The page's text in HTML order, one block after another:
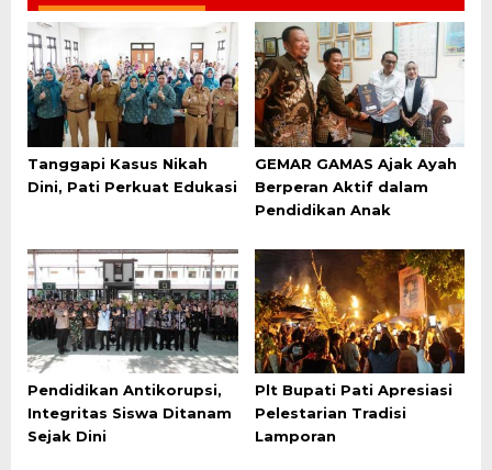
Tanggapi Kasus Nikah
Dini, Pati Perkuat Edukasi
GEMAR GAMAS Ajak Ayah
Berperan Aktif dalam
Pendidikan Anak
Pendidikan Antikorupsi,
Integritas Siswa Ditanam
Sejak Dini
Plt Bupati Pati Apresiasi
Pelestarian Tradisi
Lamporan